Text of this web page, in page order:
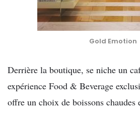
Gold Emotion
Derrière la boutique, se niche un
expérience Food & Beverage
offre un choix de boissons chaudes